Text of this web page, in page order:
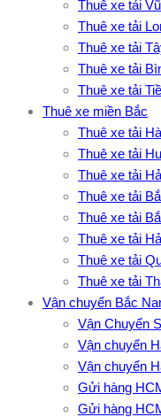
Thuê xe tải
Thuê xe tải
Thuê xe tải
Thuê xe tải
Thuê xe tải
Thuê xe miền Bắc
Thuê xe tải
Thuê xe tải
Thuê xe tải
Thuê xe tải
Thuê xe tải
Thuê xe tải
Thuê xe tải
Thuê xe tải
Vận chuyển Bắc
Vận Chuyển
Vận chuyển
Vận chuyển
Gửi hàng
Gửi hàng